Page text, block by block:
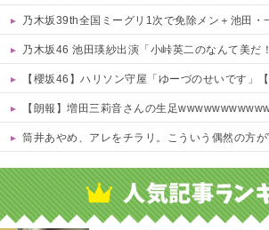
乃木坂39th全国ミーグリ1次で免除メン＋池田・一ノ瀬・井上
乃木坂46 池田瑛紗出演「小峠英二のなんて美だ！」テーマ：徳川家康
【櫻坂46】ハリソン守屋「ゆーづのせいです」
【朗報】増田三莉音さんの生足
筒井あやめ、アレをチラリ。こういう偶然の方が